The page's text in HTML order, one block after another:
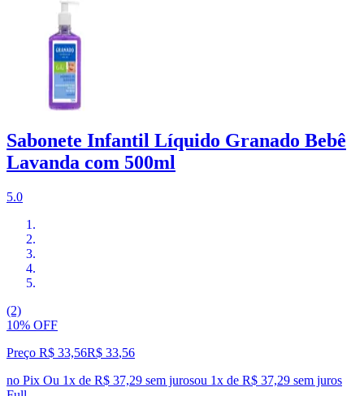
Sabonete Infantil Líquido Granado Bebê
Lavanda com 500ml
5.0
(2)
10% OFF
Preço R$ 33,56R$ 33,56
no Pix Ou 1x de R$ 37,29 sem jurosou 1x de R$ 37,29 sem juros